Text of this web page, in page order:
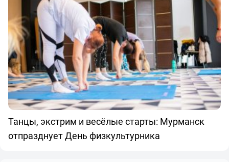
Танцы, экстрим и весёлые старты: Мурманск
отпразднует День физкультурника